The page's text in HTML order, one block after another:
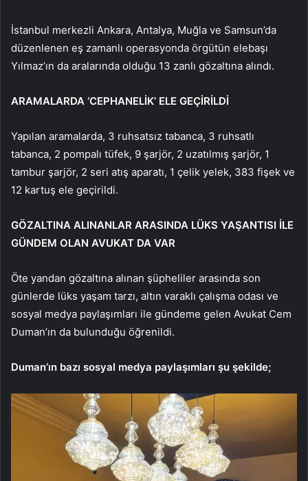
İstanbul merkezli Ankara, Antalya, Muğla ve Samsun’da
düzenlenen eş zamanlı operasyonda örgütün elebaşı
Yılmaz’ın da aralarında olduğu 13 zanlı gözaltına alındı.
ARAMALARDA ‘CEPHANELİK’ ELE GEÇİRİLDİ
Yapılan aramalarda, 3 ruhsatsız tabanca, 3 ruhsatlı
tabanca, 2 pompalı tüfek, 9 şarjör, 2 uzatılmış şarjör, 1
tambur şarjör, 2 seri atış aparatı, 1 çelik yelek, 383 fişek ve
12 kartuş ele geçirildi.
GÖZALTINA ALINANLAR ARASINDA LÜKS YAŞANTISI İLE
GÜNDEM OLAN AVUKAT DA VAR
Öte yandan gözaltına alınan şüpheliler arasında son
günlerde lüks yaşam tarzı, altın varaklı çalışma odası ve
sosyal medya paylaşımları ile gündeme gelen Avukat Cem
Duman’ın da bulunduğu öğrenildi.
Duman’ın bazı sosyal medya paylaşımları şu şekilde;